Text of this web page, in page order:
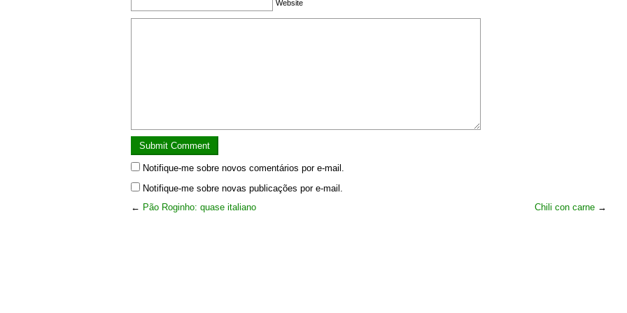
Website
Notifique-me sobre novos comentários por e-mail.
Notifique-me sobre novas publicações por e-mail.
← Pão Roginho: quase italiano Chili con carne →